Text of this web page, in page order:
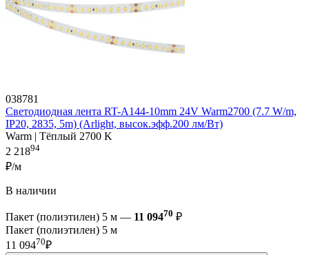
038781
Светодиодная лента RT-A144-10mm 24V Warm2700 (7.7 W/m,
IP20, 2835, 5m) (Arlight, высок.эфф.200 лм/Вт)
Warm | Тёплый 2700 K
2 21894
₽/м
В наличии
Пакет (полиэтилен) 5 м — 11 09470 ₽
Пакет (полиэтилен) 5 м
11 09470₽